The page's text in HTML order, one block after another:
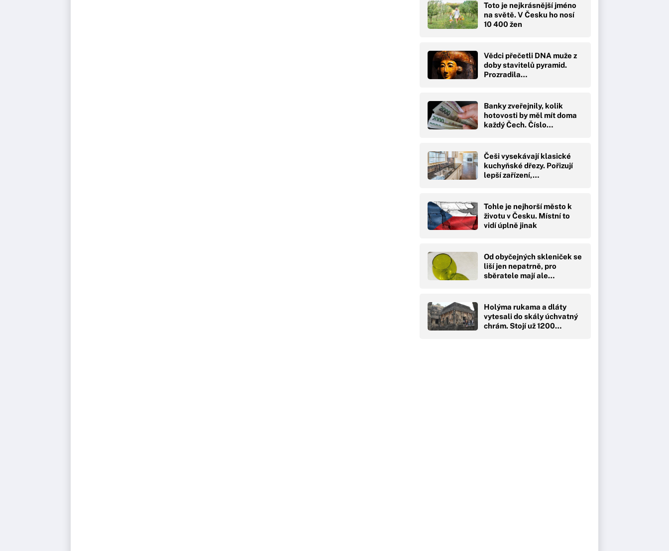
Toto je nejkrásnější jméno
na světě. V Česku ho nosí
10 400 žen
Vědci přečetli DNA muže z
doby stavitelů pyramid.
Prozradila…
Banky zveřejnily, kolik
hotovosti by měl mít doma
každý Čech. Číslo…
Češi vysekávají klasické
kuchyňské dřezy. Pořizují
lepší zařízení,…
Tohle je nejhorší město k
životu v Česku. Místní to
vidí úplně jinak
Od obyčejných skleniček se
liší jen nepatrně, pro
sběratele mají ale…
Holýma rukama a dláty
vytesali do skály úchvatný
chrám. Stojí už 1200…